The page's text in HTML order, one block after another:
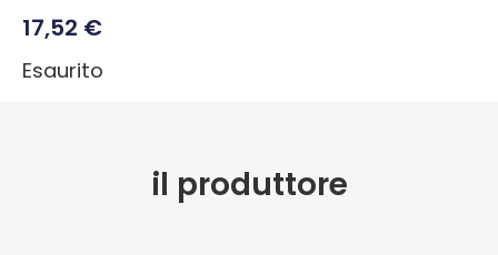
17,52 €
Esaurito
il produttore